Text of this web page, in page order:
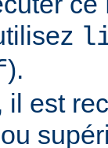
).
il est